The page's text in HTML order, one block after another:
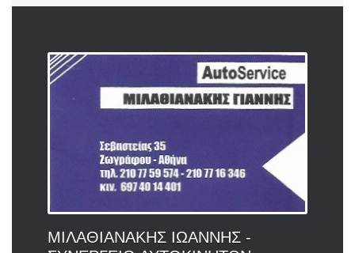
ΜΙΛΑΘΙΑΝΑΚΗΣ ΙΩΑΝΝΗΣ -